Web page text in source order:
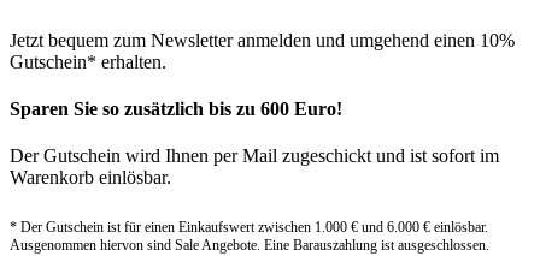
Jetzt bequem zum Newsletter anmelden und umgehend einen 10%
Gutschein* erhalten.
Sparen Sie so zusätzlich bis zu 600 Euro!
Der Gutschein wird Ihnen per Mail zugeschickt und ist sofort im
Warenkorb einlösbar.
* Der Gutschein ist für einen Einkaufswert zwischen 1.000 € und 6.000 € einlösbar.
Ausgenommen hiervon sind Sale Angebote. Eine Barauszahlung ist ausgeschlossen.